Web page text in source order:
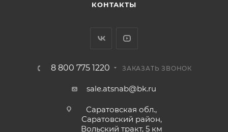
КОНТАКТЫ
8 800 775 1220 ЗАКАЗАТЬ ЗВОНОК
sale.atsnab@bk.ru
Саратовская обл.,
Саратовский район,
Вольский тракт, 5 км